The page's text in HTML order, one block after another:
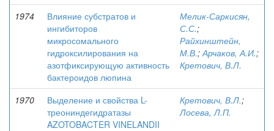
1974
Влияние субстратов и
ингибиторов
микросомального
гидроксилирования на
азотфиксирующую активность
бактероидов люпина
Мелик-Саркисян,
С.С.;
Райхинштейн,
М.В.;Арчаков, А.И.;
Кретович, В.Л.
1970
Выделение и свойства L-
треониндегидратазы
AZOTOBACTER VINELANDII
Кретович, В.Л.;
Лосева, Л.П.